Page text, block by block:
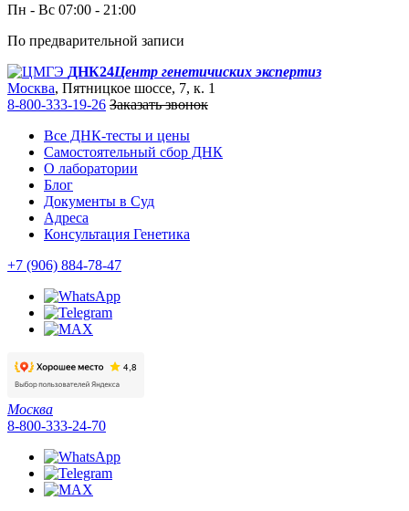
Пн - Вс 07:00 - 21:00
По предварительной записи
ДНК24Центр генетичиских экспертиз
Москва, Пятницкое шоссе, 7, к. 1
8-800-333-19-26 Заказать звонок
Все ДНК-тесты и цены
Самостоятельный сбор ДНК
О лаборатории
Блог
Документы в Суд
Адреса
Консультация Генетика
+7 (906) 884-78-47
Москва
8-800-333-24-70